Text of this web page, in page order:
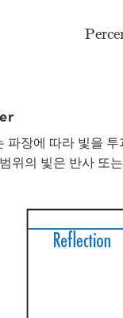
파장에 따라 빛을
위의 빛은 반사 또